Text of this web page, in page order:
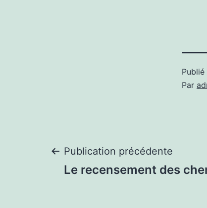
Publié
Par
Navigation
Publication précédente
Le recensement des